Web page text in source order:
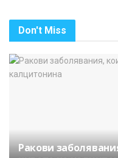
Don't Miss
Ракови